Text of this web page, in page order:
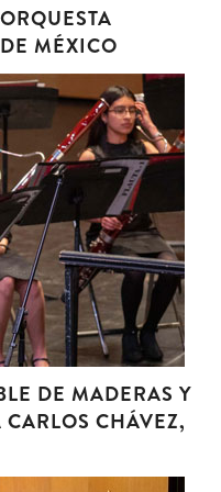
MÉXICO
DE MADERAS Y
CHÁVEZ,